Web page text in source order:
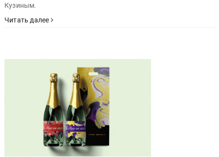
Кузиным.
Читать далее